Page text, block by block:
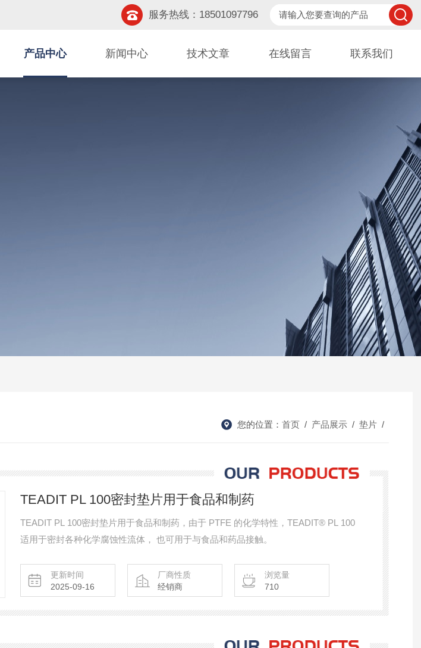
服务热线：18501097796
产品中心 新闻中心 技术文章 在线留言 联系我们
您的位置： 首页 / 产品展示 / 垫片 /
TEADIT PL 100密封垫片用于食品和制药
TEADIT PL 100密封垫片用于食品和制药，由于 PTFE 的化学特性，TEADIT® PL 100
适用于密封各种化学腐蚀性流体， 也可用于与食品和药品接触。
更新时间
2025-09-16
厂商性质
经销商
浏览量
710